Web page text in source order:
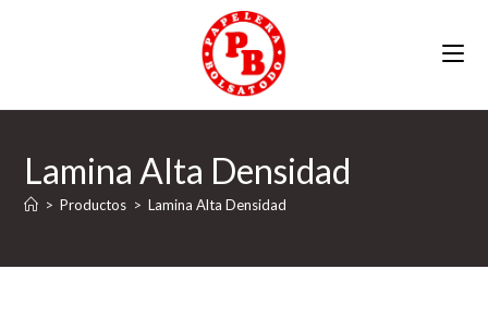
Lamina Alta Densidad
> Productos > Lamina Alta Densidad